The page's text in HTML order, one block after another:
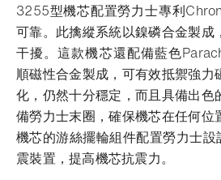
3255型機芯配置勞力士專利
可靠。此擒縱系統以鎳磷合金製成
干擾。這款機芯還配備藍色
順磁性合金製成，可有效抵禦強力
化，仍然十分穩定，而且具備出色
備勞力士末圈，確保機芯在任何位
機芯的游絲擺輪組件配置勞力士
震裝置，提高機芯抗震力。